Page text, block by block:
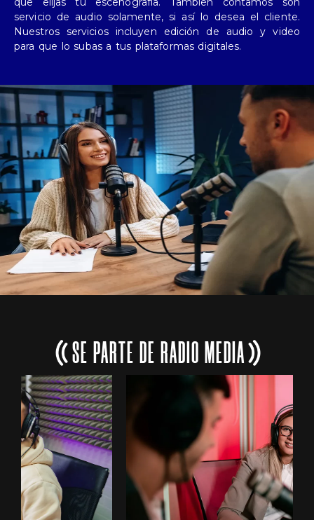
servicio de audio solamente, si así lo desea el cliente.
Nuestros servicios incluyen edición de audio y video
para que lo subas a tus plataformas digitales.
SE PARTE DE RADIO MEDIA